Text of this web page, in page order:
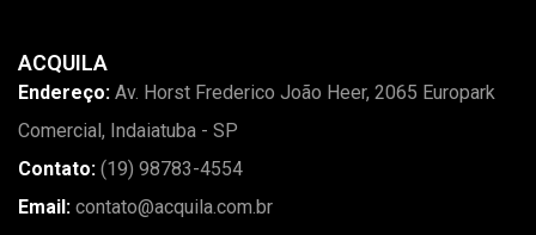
ACQUILA
Endereço: Av. Horst Frederico João Heer, 2065 Europark
Comercial, Indaiatuba - SP
Contato: (19) 98783-4554
Email: contato@acquila.com.br